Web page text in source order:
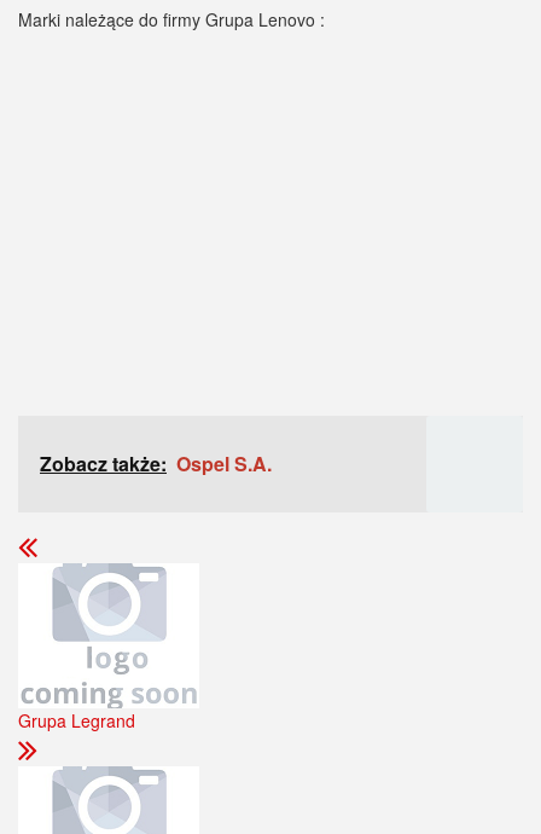
Marki należące do firmy Grupa Lenovo :
Zobacz także: Ospel S.A.
Grupa Legrand